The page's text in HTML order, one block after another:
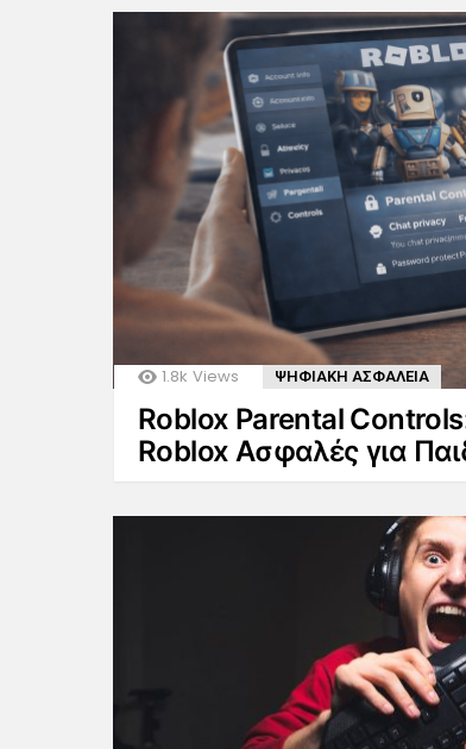
1.8k Views ΨΗΦΙΑΚΗ ΑΣΦΑΛΕΙΑ
Roblox Parental
Roblox Ασφαλές για